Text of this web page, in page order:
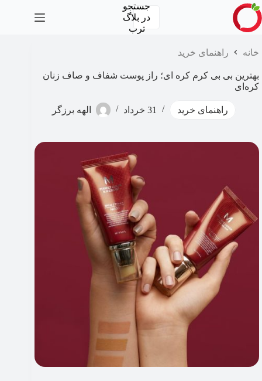
پرش
به
محتوا
جستجو
در بلاگ
ترب
خانه راهنمای خرید
بهترین بی بی کرم کره ای؛ راز پوست شفاف و صاف زنان
کره‌ای
راهنمای خرید 31 خرداد الهه برزگر